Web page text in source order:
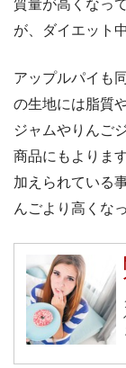
質量が高くなっ
が、ダイエット
アップルパイも
の生地には脂質
ジャムやりんご
商品にもよりま
加えられている
んごより高くな